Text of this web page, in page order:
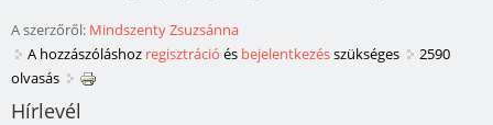
A szerzőről: Mindszenty Zsuzsánna
A hozzászóláshoz regisztráció és bejelentkezésszükséges
2590
olvasás
Hírlevél